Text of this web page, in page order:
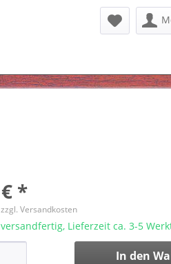
*
zzgl. Versandkosten
Lieferzeit ca. 3-5
In den